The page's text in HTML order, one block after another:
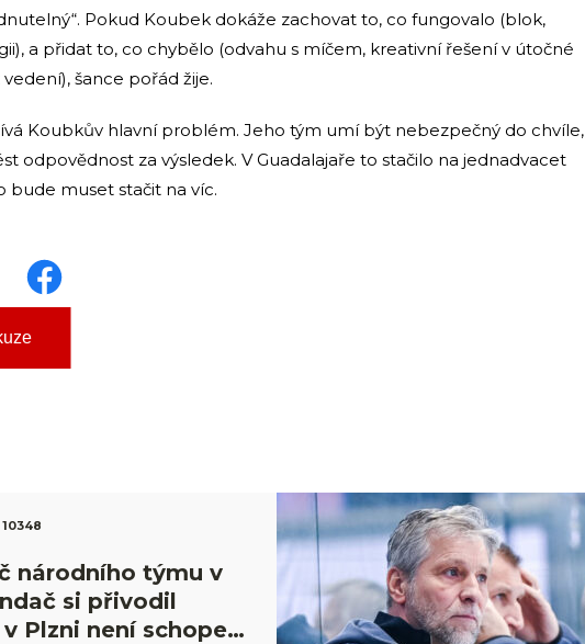
Pokud Koubek dokáže zachovat to, co fungovalo (blok,
a přidat to, co chybělo (odvahu s míčem, kreativní řešení v útočné
šance pořád žije.
Koubkův hlavní problém. Jeho tým umí být nebezpečný do chvíle,
odpovědnost za výsledek. V Guadalajaře to stačilo na jednadvacet
bude muset stačit na víc.
10348
národního týmu v
si přivodil
Plzni není schopen